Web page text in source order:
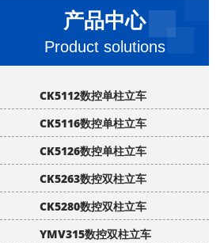
产品中心
Product solutions
CK5112数控单柱立车
CK5116数控单柱立车
CK5126数控单柱立车
CK5263数控双柱立车
CK5280数控双柱立车
YMV315数控双柱立车